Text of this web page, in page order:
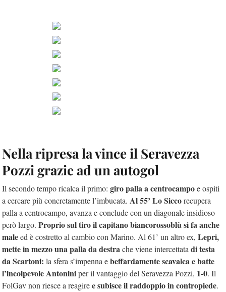
Nella ripresa la vince il Seravezza
Pozzi grazie ad un autogol
Il secondo tempo ricalca il primo: giro palla a centrocampoe ospiti
a cercare più concretamente l’imbucata. Al 55’ Lo Siccorecupera
palla a centrocampo, avanza e conclude con un diagonale insidioso
però largo. Proprio sul tiro il capitano biancorossoblù si fa anche
maleed è costretto al cambio con Marino. Al 61’ un altro ex, Lepri,
mette in mezzo una palla da destrache viene intercettata di testa
da Scartoni: la sfera s’impenna ebeffardamente scavalca e batte
l’incolpevole Antoniniper il vantaggio del Seravezza Pozzi, 1-0. Il
FolGav non riesce a reagiree subisce il raddoppio in contropiede.